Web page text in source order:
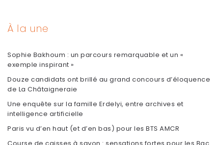
À la une
Sophie Bakhoum : un parcours remarquable et un «
exemple inspirant »
Douze candidats ont brillé au grand concours d’éloquence
de La Châtaigneraie
Une enquête sur la famille Erdelyi, entre archives et
intelligence artificielle
Paris vu d’en haut (et d’en bas) pour les BTS AMCR